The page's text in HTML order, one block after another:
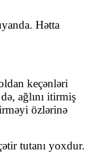
Hətta
keçənləri
ağlını itirmiş
özlərinə
tutanı yoxdur.